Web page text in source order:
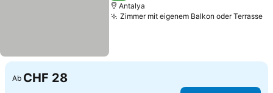
Antalya
Zimmer mit eigenem Balkon oder Terrasse
Ab CHF 28